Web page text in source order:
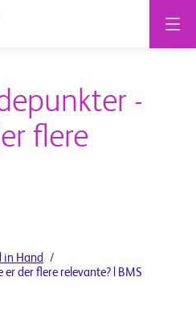
-
flere
in Hand
der flere relevante? | BMS